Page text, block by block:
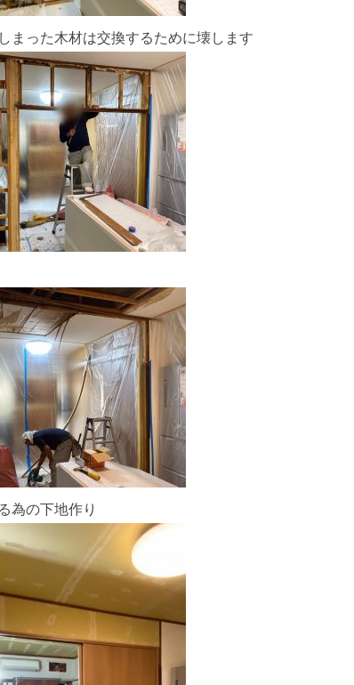
まった木材は交換するために壊します
為の下地作り